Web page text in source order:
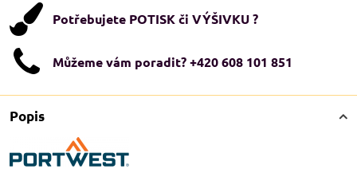
Potřebujete POTISK či VÝŠIVKU ?
Můžeme vám poradit? +420 608 101 851
Popis